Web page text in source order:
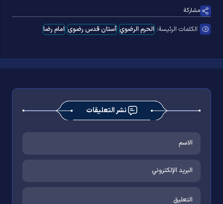
مشاركة
الكلمات الرئيسة: الحرم الرضوي آستان قدس رضوی امام رضا
نشر التعليقات